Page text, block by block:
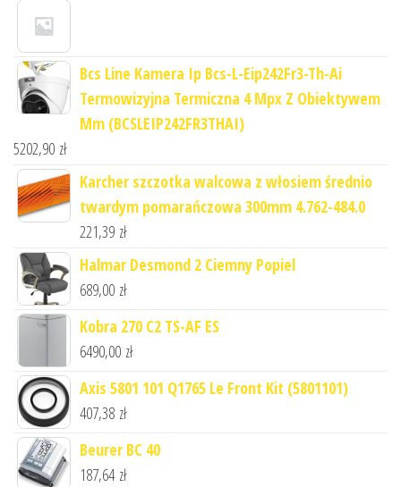
Bcs Line Kamera Ip Bcs-L-Eip242Fr3-Th-Ai
Termowizyjna Termiczna 4 Mpx Z Obiektywem
Mm (BCSLEIP242FR3THAI)
5202,90 zł
Karcher szczotka walcowa z włosiem średnio
twardym pomarańczowa 300mm 4.762-484.0
221,39 zł
Halmar Desmond 2 Ciemny Popiel
689,00 zł
Kobra 270 C2 TS-AF ES
6490,00 zł
Axis 5801 101 Q1765 Le Front Kit (5801101)
407,38 zł
Beurer BC 40
187,64 zł